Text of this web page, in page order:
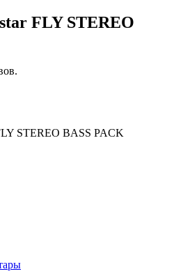
FLY STEREO
STEREO BASS PACK